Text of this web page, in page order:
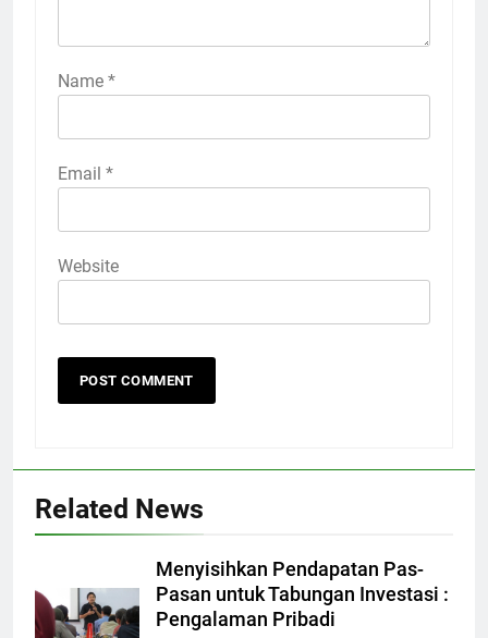
Name *
Email *
Website
Related News
Menyisihkan Pendapatan Pas-
Pasan untuk Tabungan Investasi :
Pengalaman Pribadi